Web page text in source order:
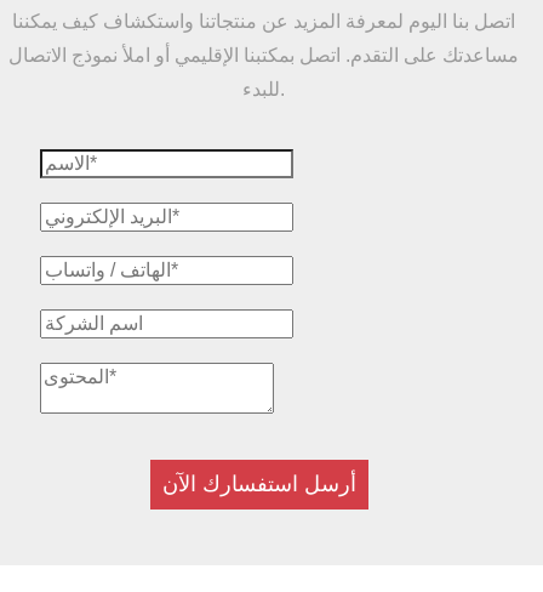
اتصل بنا اليوم لمعرفة المزيد عن منتجاتنا واستكشاف كيف يمكننا
مساعدتك على التقدم. اتصل بمكتبنا الإقليمي أو املأ نموذج الاتصال
للبدء.
أرسل استفسارك الآن